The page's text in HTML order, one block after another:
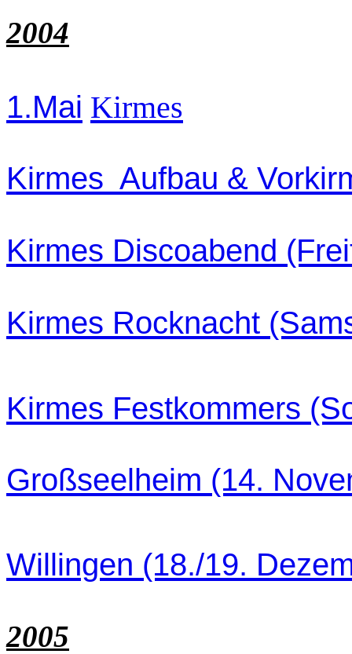
2004
1.Mai Kirmes
Kirmes Aufbau &
Kirmes Discoabend
Kirmes Rocknacht
Kirmes Festkommers
Großseelheim (14.
Willingen (18./19.
2005